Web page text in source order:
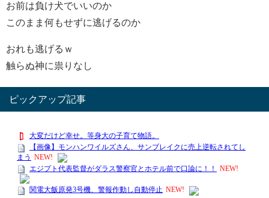
お前は負け犬でいいのか
このまま何もせずに逃げるのか
おれも逃げるｗ
触らぬ神に祟りなし
ピックアップ記事